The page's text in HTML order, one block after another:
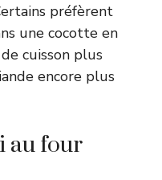
préfèrent
une cocotte en
cuisson plus
encore plus
au four